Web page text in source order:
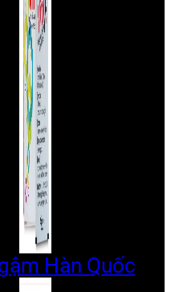
Hàn Quốc